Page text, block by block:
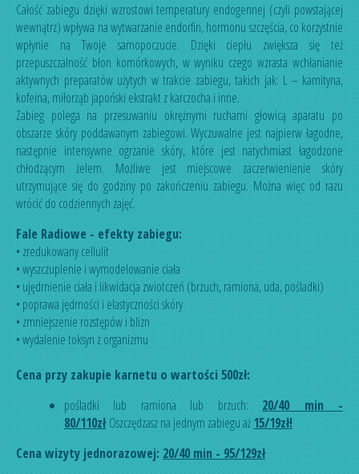
Całość zabiegu dzięki wzrostowi temperatury endogennej (czyli powstającej
wewnątrz) wpływa na wytwarzanie endorfin, hormonu szczęścia, co korzystnie
wpłynie na Twoje samopoczucie. Dzięki ciepłu zwiększa się też
przepuszczalność błon komórkowych, w wyniku czego wzrasta wchłanianie
aktywnych preparatów użytych w trakcie zabiegu, takich jak: L – karnityna,
kofeina, miłorząb japoński ekstrakt z karczocha i inne.
Zabieg polega na przesuwaniu okrężnymi ruchami głowicą aparatu po
obszarze skóry poddawanym zabiegowi. Wyczuwalne jest najpierw łagodne,
następnie intensywne ogrzanie skóry, które jest natychmiast łagodzone
chłodzącym żelem. Możliwe jest miejscowe zaczerwienienie skóry
utrzymujące się do godziny po zakończeniu zabiegu. Można więc od razu
wrócić do codziennych zajęć.
Fale Radiowe - efekty zabiegu:
• zredukowany cellulit
• wyszczuplenie i wymodelowanie ciała
• ujędrnienie ciała i likwidacja zwiotczeń (brzuch, ramiona, uda, pośladki)
• poprawa jędrności i elastyczności skóry
• zmniejszenie rozstępów i blizn
• wydalenie toksyn z organizmu
Cena przy zakupie karnetu o wartości 500zł:
pośladki lub ramiona lub brzuch: 20/40 min -
80/110zł Oszczędzasz na jednym zabiegu aż15/19zł!
Cena wizyty jednorazowej: 20/40 min - 95/129zł